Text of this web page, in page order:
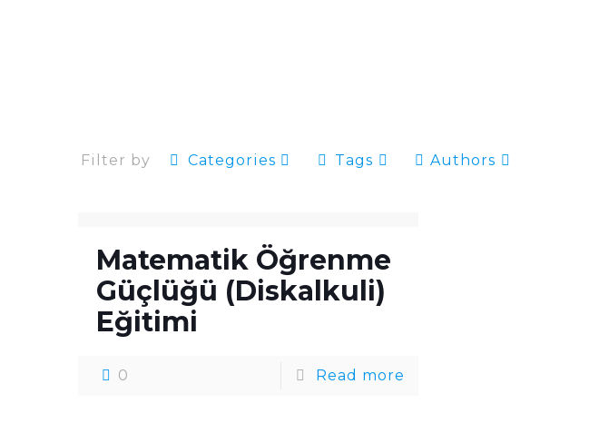
Filter by Categories Tags Authors
Matematik Öğrenme
Güçlüğü (Diskalkuli)
Eğitimi
0 Read more